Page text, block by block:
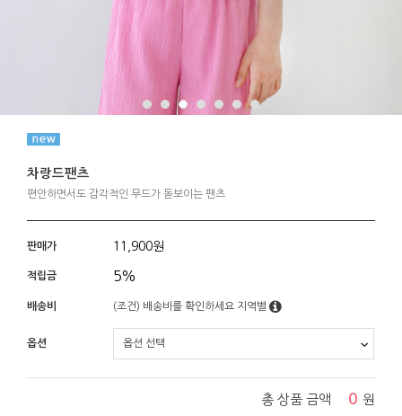
차랑드팬츠
편안하면서도 감각적인 무드가 돋보이는 팬츠
판매가 11,900원
적립금 5%
배송비 (조건) 배송비를 확인하세요 지역별
옵션
총 상품 금액 0 원